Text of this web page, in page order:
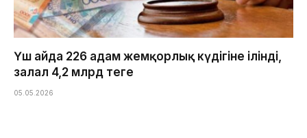
Үш айда 226 адам жемқорлық күдігіне ілінді,
залал 4,2 млрд теңге
05.05.2026